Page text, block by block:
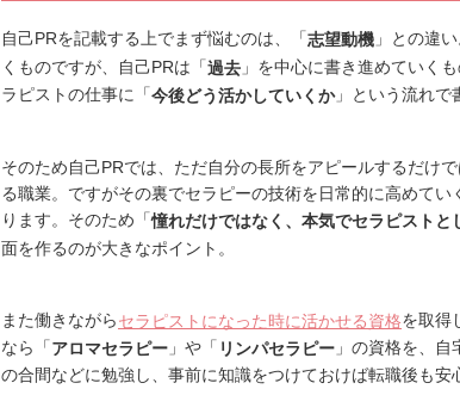
自己PRを記載する上でまず悩むのは、「志望動機 」との違
くものですが、自己PRは「過去 」を中心に書き進めていく
ラピストの仕事に「今後どう活かしていくか」という流れで
そのため自己PRでは、ただ自分の長所をアピールするだけ
る職業。ですがその裏でセラピーの技術を日常的に高めて
ります。そのため「憧れだけではなく、本気でセラピストと
面を作るのが大きなポイント。
また働きながらセラピストになった時に活かせる資格を取得
なら「アロマセラピー 」や「 リンパセラピー 」の資格を、
の合間などに勉強し、事前に知識をつけておけば転職後も安